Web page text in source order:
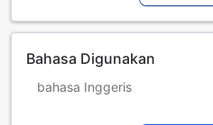
Bahasa Digunakan
bahasa Inggeris